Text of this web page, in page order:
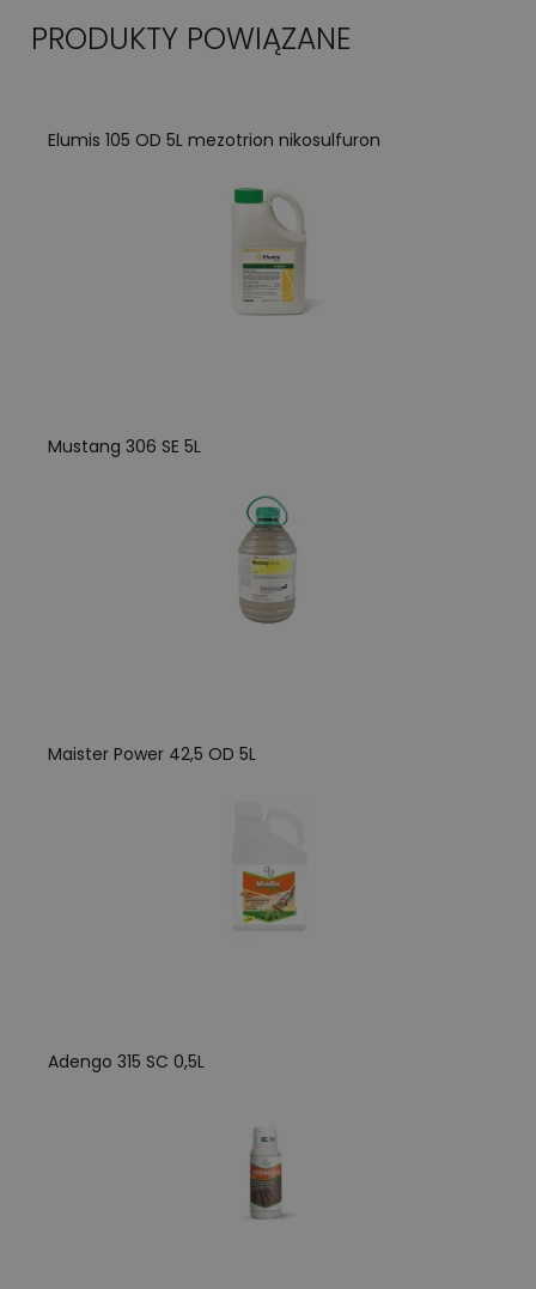
PRODUKTY POWIĄZANE
Elumis 105 OD 5L mezotrion nikosulfuron
Mustang 306 SE 5L
Maister Power 42,5 OD 5L
Adengo 315 SC 0,5L